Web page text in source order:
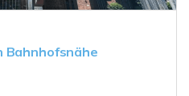
Bahnhofsnähe